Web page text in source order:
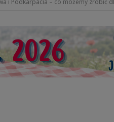
i Podkarpacia – co możemy zrobić